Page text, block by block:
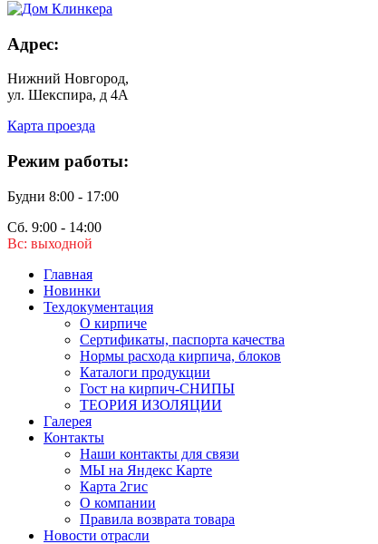
Адрес:
Нижний Новгород,
ул. Шекспира, д 4А
Карта проезда
Режим работы:
Будни 8:00 - 17:00
Сб. 9:00 - 14:00
Вс: выходной
Главная
Новинки
Техдокументация
О кирпиче
Сертификаты, паспорта качества
Нормы расхода кирпича, блоков
Каталоги продукции
Гост на кирпич-СНИПЫ
ТЕОРИЯ ИЗОЛЯЦИИ
Галерея
Контакты
Наши контакты для связи
МЫ на Яндекс Карте
Карта 2гис
О компании
Правила возврата товара
Новости отрасли